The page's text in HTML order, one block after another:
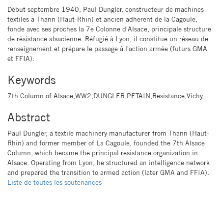
Début septembre 1940, Paul Dungler, constructeur de machines
textiles à Thann (Haut-Rhin) et ancien adhérent de la Cagoule,
fonde avec ses proches la 7e Colonne d'Alsace, principale structure
de résistance alsacienne. Réfugié à Lyon, il constitue un réseau de
renseignement et prépare le passage à l'action armée (futurs GMA
et FFIA).
Keywords
7th Column of Alsace,WW2,DUNGLER,PETAIN,Resistance,Vichy,
Abstract
Paul Dungler, a textile machinery manufacturer from Thann (Haut-
Rhin) and former member of La Cagoule, founded the 7th Alsace
Column, which became the principal resistance organization in
Alsace. Operating from Lyon, he structured an intelligence network
and prepared the transition to armed action (later GMA and FFIA).
Liste de toutes les soutenances